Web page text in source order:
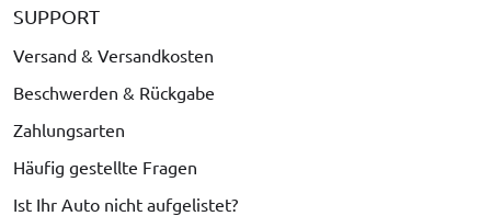
SUPPORT
Versand & Versandkosten
Beschwerden & Rückgabe
Zahlungsarten
Häufig gestellte Fragen
Ist Ihr Auto nicht aufgelistet?